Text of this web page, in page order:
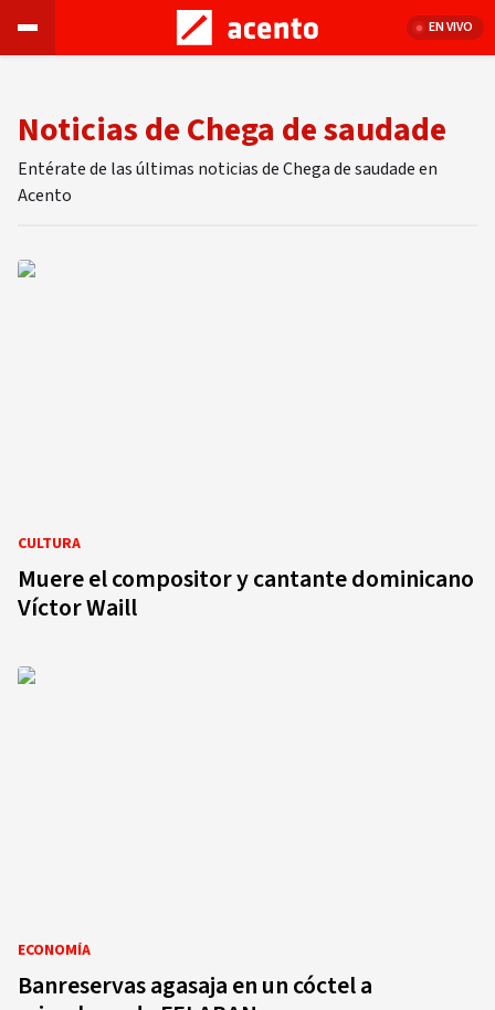
EN VIVO
Noticias de Chega de saudade
Entérate de las últimas noticias de Chega de saudade en
Acento
CULTURA
Muere el compositor y cantante dominicano
Víctor Waill
ECONOMÍA
Banreservas agasaja en un cóctel a